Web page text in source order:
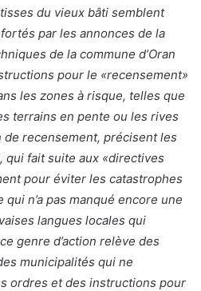
du vieux bâti semblent
par les annonces de la
de la commune d’Oran
pour le «recensement»
les zones à risque, telles que
terrains en pente ou les rives
recensement, précisent les
qui fait suite aux «directives
pour éviter les catastrophes
n’a pas manqué encore une
langues locales qui
genre d’action relève des
municipalités qui ne
ordres et des instructions pour